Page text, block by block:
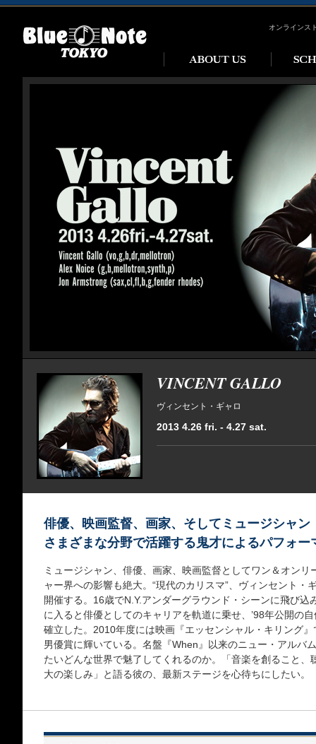
オンラインス
VINCENT GALLO
ヴィンセント・ギャロ
2013 4.26 fri. - 4.27 sat.
俳優、映画監督、画家、そしてミュージシャン
さまざまな分野で活躍する鬼才によるパフォー
ミュージシャン、俳優、画家、映画監督としてワン＆オン
ャー界への影響も絶大。“現代のカリスマ”、ヴィンセント・
開催する。16歳でN.Y.アンダーグラウンド・シーンに飛び込
に入ると俳優としてのキャリアを軌道に乗せ、’98年公開の
確立した。2010年度には映画『エッセンシャル・キリング
男優賞に輝いている。名盤『When』以来のニュー・アルバ
たいどんな世界で魅了してくれるのか。「音楽を創ること
大の楽しみ」と語る彼の、最新ステージを心待ちにしたい。